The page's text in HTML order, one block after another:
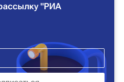
"РИА